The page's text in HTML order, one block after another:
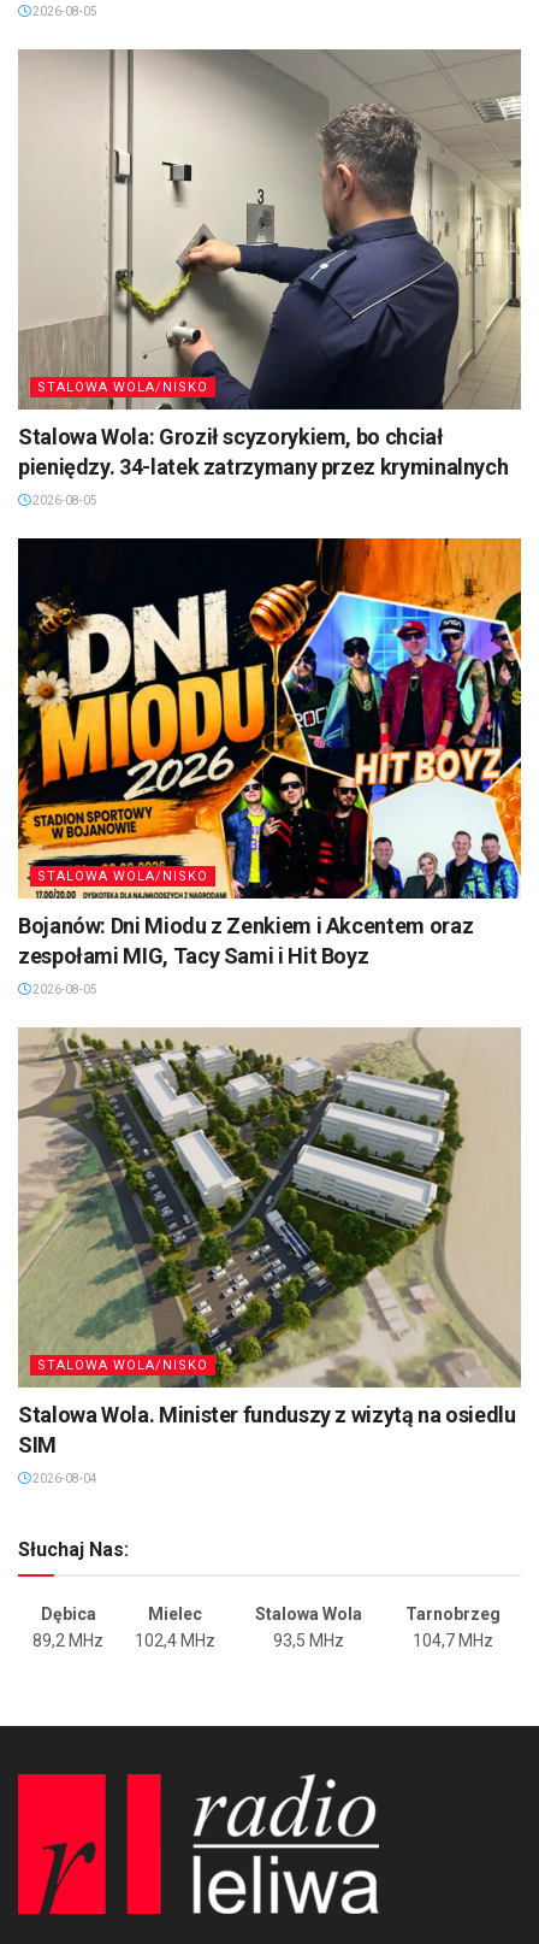
2026-08-05
STALOWA WOLA/NISKO
Stalowa Wola: Groził scyzorykiem, bo chciał
pieniędzy. 34-latek zatrzymany przez kryminalnych
2026-08-05
STALOWA WOLA/NISKO
Bojanów: Dni Miodu z Zenkiem i Akcentem oraz
zespołami MIG, Tacy Sami i Hit Boyz
2026-08-05
STALOWA WOLA/NISKO
Stalowa Wola. Minister funduszy z wizytą na osiedlu
SIM
2026-08-04
Słuchaj Nas:
Dębica Mielec Stalowa Wola
Tarnobrzeg
89,2 MHz
102,4 MHz 93,5 MHz 104,7 MHz